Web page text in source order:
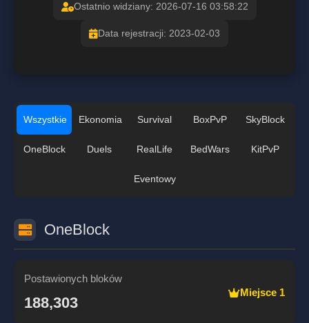
Ostatnio widziany: 2026-07-16 03:58:22
Data rejestracji: 2023-02-03
Wszystkie Ekonomia Survival BoxPvP SkyBlock
OneBlock Duels RealLife BedWars KitPvP
Eventowy
OneBlock
Postawionych bloków
188,303
Miejsce 1